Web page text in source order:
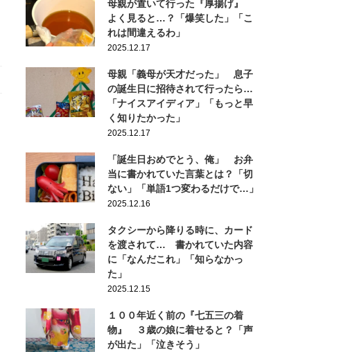
母親が置いて行った『厚揚げ』
よく見ると…？「爆笑した」「こ
れは間違えるわ」
2025.12.17
母親「義母が天才だった」 息子
の誕生日に招待されて行ったら…
「ナイスアイディア」「もっと早
く知りたかった」
2025.12.17
「誕生日おめでとう、俺」 お弁
当に書かれていた言葉とは？「切
ない」「単語1つ変わるだけで…」
2025.12.16
タクシーから降りる時に、カード
を渡されて… 書かれていた内容
に「なんだこれ」「知らなかっ
た」
2025.12.15
１００年近く前の『七五三の着
物』 ３歳の娘に着せると？「声
が出た」「泣きそう」